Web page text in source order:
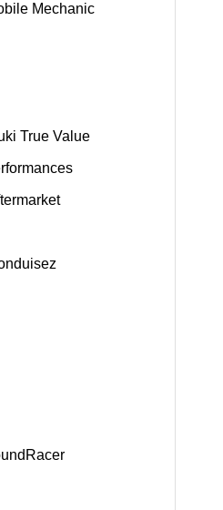
Mechanic
True Value